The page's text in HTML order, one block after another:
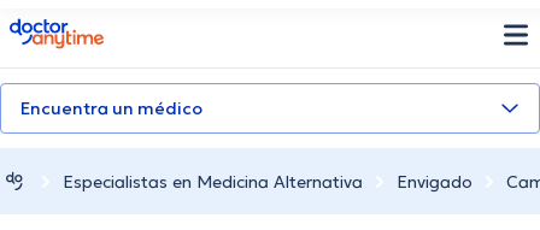
doctoranytime
Encuentra un médico
Especialistas en Medicina Alternativa Envigado